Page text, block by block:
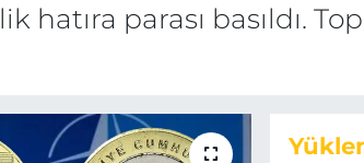
hatıra parası basıldı.